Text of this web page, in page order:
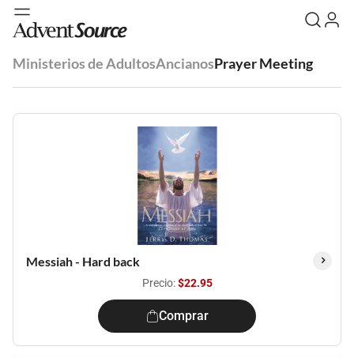
Ministerios de AdultosAncianosPrayer Meeting
Messiah - Hard back
Precio:$22.95
Comprar